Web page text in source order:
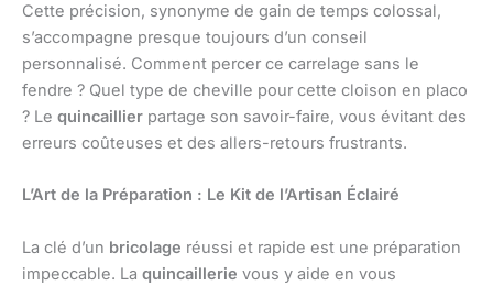
Cette précision, synonyme de gain de temps colossal,
s’accompagne presque toujours d’un conseil
personnalisé. Comment percer ce carrelage sans le
fendre ? Quel type de cheville pour cette cloison en placo
? Le quincaillier partage son savoir-faire, vous évitant des
erreurs coûteuses et des allers-retours frustrants.
L’Art de la Préparation : Le Kit de l’Artisan Éclairé
La clé d’un bricolage réussi et rapide est une préparation
impeccable. La quincaillerie vous y aide en vous